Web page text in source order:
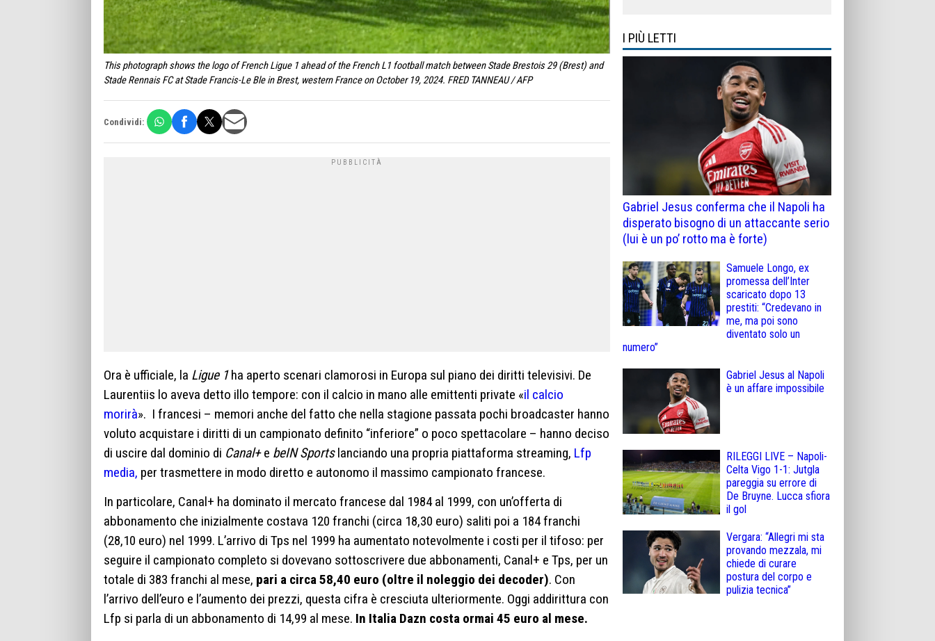
This photograph shows the logo of French Ligue 1 ahead of the French L1 football match between Stade Brestois 29 (Brest) and
Stade Rennais FC at Stade Francis-Le Ble in Brest, western France on October 19, 2024. FRED TANNEAU / AFP
Condividi:
Ora è ufficiale, la Ligue 1ha aperto scenari clamorosi in Europa sul piano dei diritti televisivi. De
Laurentiis lo aveva detto illo tempore: con il calcio in mano alle emittenti private «il calcio
morirà». I francesi – memori anche del fatto che nella stagione passata pochi broadcaster hanno
voluto acquistare i diritti di un campionato definito “inferiore” o poco spettacolare – hanno deciso
di uscire dal dominio di Canal+e beIN Sportslanciando una propria piattaforma streaming, Lfp
media, per trasmettere in modo diretto e autonomo il massimo campionato francese.
In particolare, Canal+ ha dominato il mercato francese dal 1984 al 1999, con un’offerta di
abbonamento che inizialmente costava 120 franchi (circa 18,30 euro) saliti poi a 184 franchi
(28,10 euro) nel 1999. L’arrivo di Tps nel 1999 ha aumentato notevolmente i costi per il tifoso: per
seguire il campionato completo si dovevano sottoscrivere due abbonamenti, Canal+ e Tps, per un
totale di 383 franchi al mese, pari a circa 58,40 euro (oltre il noleggio dei decoder). Con
l’arrivo dell’euro e l’aumento dei prezzi, questa cifra è cresciuta ulteriormente. Oggi addirittura con
Lfp si parla di un abbonamento di 14,99 al mese. In Italia Dazn costa ormai 45 euro al mese.
I PIÙ LETTI
Gabriel Jesus conferma che il Napoli ha
disperato bisogno di un attaccante serio
(lui è un po’ rotto ma è forte)
Samuele Longo, ex
promessa dell’Inter
scaricato dopo 13
prestiti: “Credevano in
me, ma poi sono
diventato solo un
numero”
Gabriel Jesus al Napoli
è un affare impossibile
RILEGGI LIVE – Napoli-
Celta Vigo 1-1: Jutgla
pareggia su errore di
De Bruyne. Lucca sfiora
il gol
Vergara: “Allegri mi sta
provando mezzala, mi
chiede di curare
postura del corpo e
pulizia tecnica”